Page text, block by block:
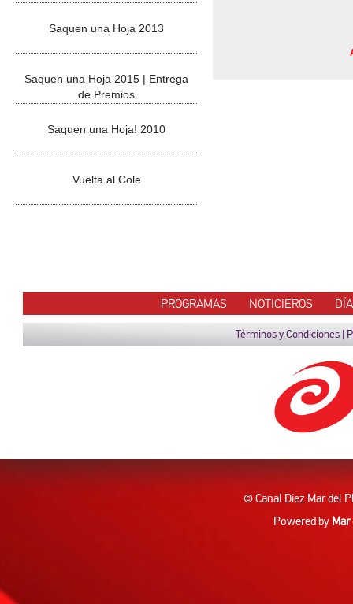
Saquen una Hoja 2013
Saquen una Hoja 2015 | Entrega
de Premios
Saquen una Hoja! 2010
Vuelta al Cole
PROGRAMAS NOTICIEROS
Términos y Condiciones |
© Canal Diez Mar del
Powered by